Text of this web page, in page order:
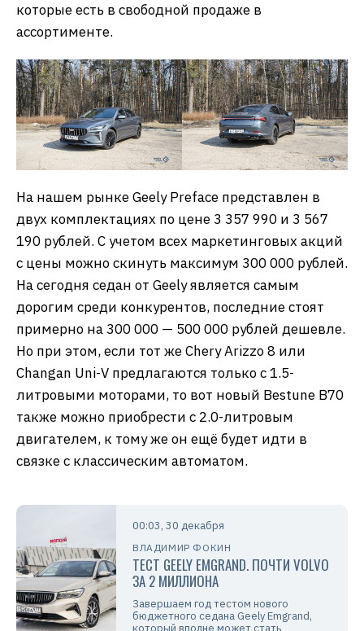
которые есть в свободной продаже в
ассортименте.
На нашем рынке Geely Preface представлен в
двух комплектациях по цене 3 357 990 и 3 567
190 рублей. С учетом всех маркетинговых акций
с цены можно скинуть максимум 300 000 рублей.
На сегодня седан от Geely является самым
дорогим среди конкурентов, последние стоят
примерно на 300 000 — 500 000 рублей дешевле.
Но при этом, если тот же Chery Arizzo 8 или
Сhangan Uni-V предлагаются только с 1.5-
литровыми моторами, то вот новый Bestune B70
также можно приобрести с 2.0-литровым
двигателем, к тому же он ещё будет идти в
связке с классическим автоматом.
00:03, 30 декабря
ВЛАДИМИР ФОКИН
ТЕСТ GEELY EMGRAND. ПОЧТИ VOLVO
ЗА 2 МИЛЛИОНА
Завершаем год тестом нового
бюджетного седана Geely Emgrand,